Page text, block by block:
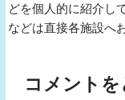
どを個人的に紹介し
などは直接各施設へ
コメント